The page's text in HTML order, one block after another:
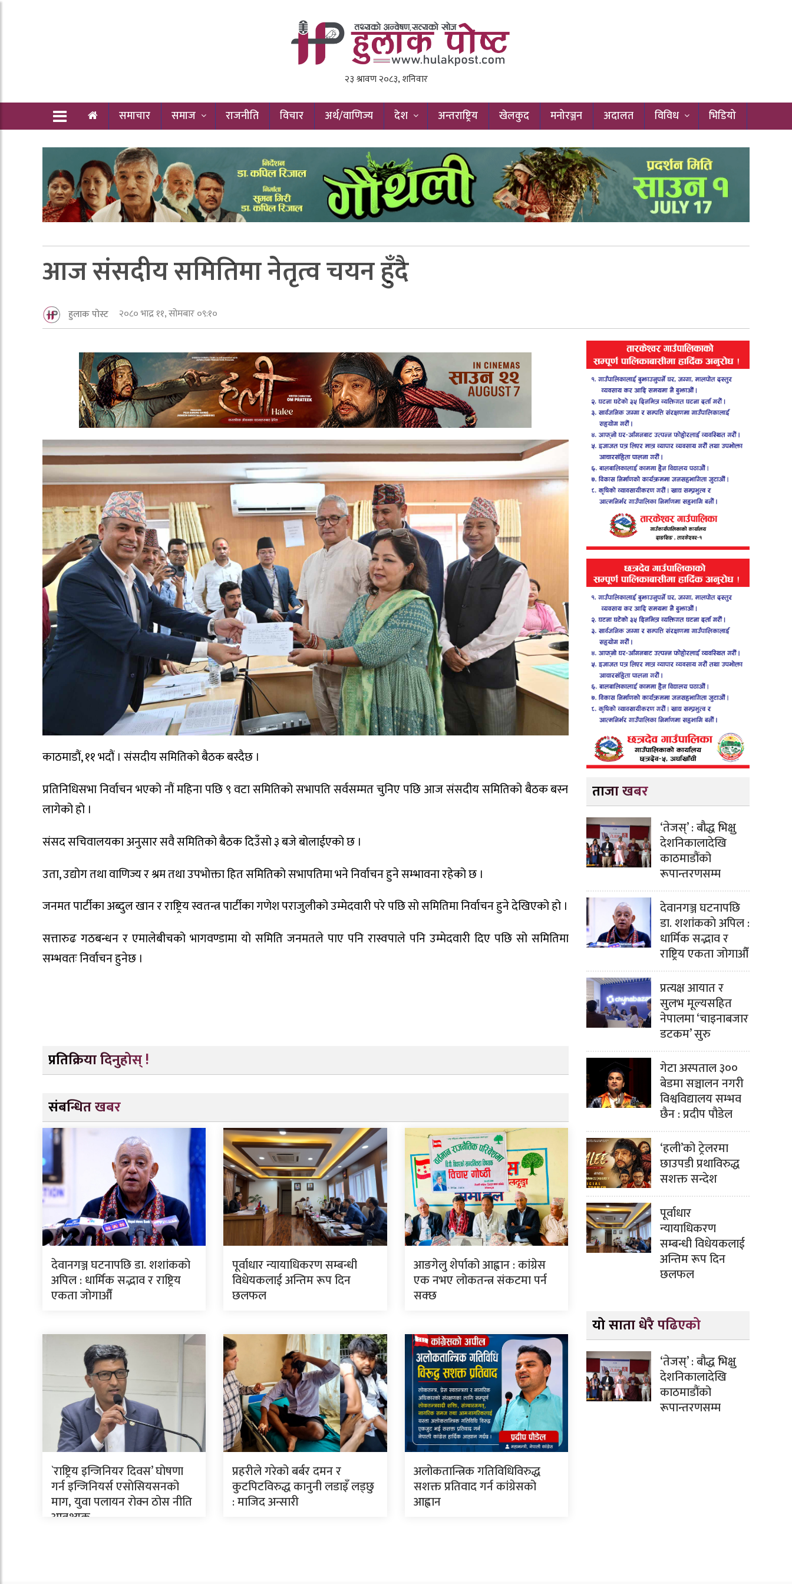
समाचार समाज राजनीति विचार अर्थ/वाणिज्य देश अन्तराष्ट्रिय खेलकुद मनोरञ्जन अदालत विविध भिडियो
आज संसदीय समितिमा नेतृत्व चयन हुँदै
हुलाक पोस्ट २०८० भाद्र ११, सोमबार ०९:१०
काठमाडौं, ११ भदौं । संसदीय समितिको बैठक बस्दैछ ।
प्रतिनिधिसभा निर्वाचन भएको नौं महिना पछि ९ वटा समितिको सभापति सर्वसम्मत चुनिए पछि आज संसदीय समितिको बैठक बस्न
लागेको हो ।
संसद सचिवालयका अनुसार सवै समितिको बैठक दिउँसो ३ बजे बोलाईएको छ ।
उता, उद्योग तथा वाणिज्य र श्रम तथा उपभोक्ता हित समितिको सभापतिमा भने निर्वाचन हुने सम्भावना रहेको छ ।
जनमत पार्टीका अब्दुल खान र राष्ट्रिय स्वतन्त्र पार्टीका गणेश पराजुलीको उम्मेदवारी परे पछि सो समितिमा निर्वाचन हुने देखिएको हो ।
सत्तारुढ गठबन्धन र एमालेबीचको भागवण्डामा यो समिति जनमतले पाए पनि रास्वपाले पनि उम्मेदवारी दिए पछि सो समितिमा
सम्भवतः निर्वाचन हुनेछ ।
प्रतिक्रिया दिनुहोस् !
संबन्धित खबर
देवानगञ्ज घटनापछि डा. शशांककाे
अपिल : धार्मिक सद्भाव र राष्ट्रिय
एकता जोगाऔँ
पूर्वाधार न्यायाधिकरण सम्बन्धी
विधेयकलाई अन्तिम रूप दिन
छलफल
आङगेलु शेर्पाको आह्वान : कांग्रेस
एक नभए लोकतन्त्र संकटमा पर्न
सक्छ
`राष्ट्रिय इन्जिनियर दिवस’ घोषणा
गर्न इन्जिनियर्स एसाेसियसनको
माग, युवा पलायन रोक्न ठोस नीति
आवश्यक
प्रहरीले गरेको बर्बर दमन र
कुटपिटविरुद्ध कानुनी लडाइँ लड्छु
: माजिद अन्सारी
अलोकतान्त्रिक गतिविधिविरुद्ध
सशक्त प्रतिवाद गर्न कांग्रेसको
आह्वान
ताजा खबर
‘तेजस्’ : बौद्ध भिक्षु
देशनिकालादेखि
काठमाडौंको
रूपान्तरणसम्म
देवानगञ्ज घटनापछि
डा. शशांककाे अपिल :
धार्मिक सद्भाव र
राष्ट्रिय एकता जोगाऔँ
प्रत्यक्ष आयात र
सुलभ मूल्यसहित
नेपालमा ‘चाइनाबजार
डटकम’ सुरु
गेटा अस्पताल ३००
बेडमा सञ्चालन नगरी
विश्वविद्यालय सम्भव
छैन : प्रदीप पौडेल
‘हली’को ट्रेलरमा
छाउपडी प्रथाविरुद्ध
सशक्त सन्देश
पूर्वाधार
न्यायाधिकरण
सम्बन्धी विधेयकलाई
अन्तिम रूप दिन
छलफल
यो साता धेरै पढिएको
‘तेजस्’ : बौद्ध भिक्षु
देशनिकालादेखि
काठमाडौंको
रूपान्तरणसम्म